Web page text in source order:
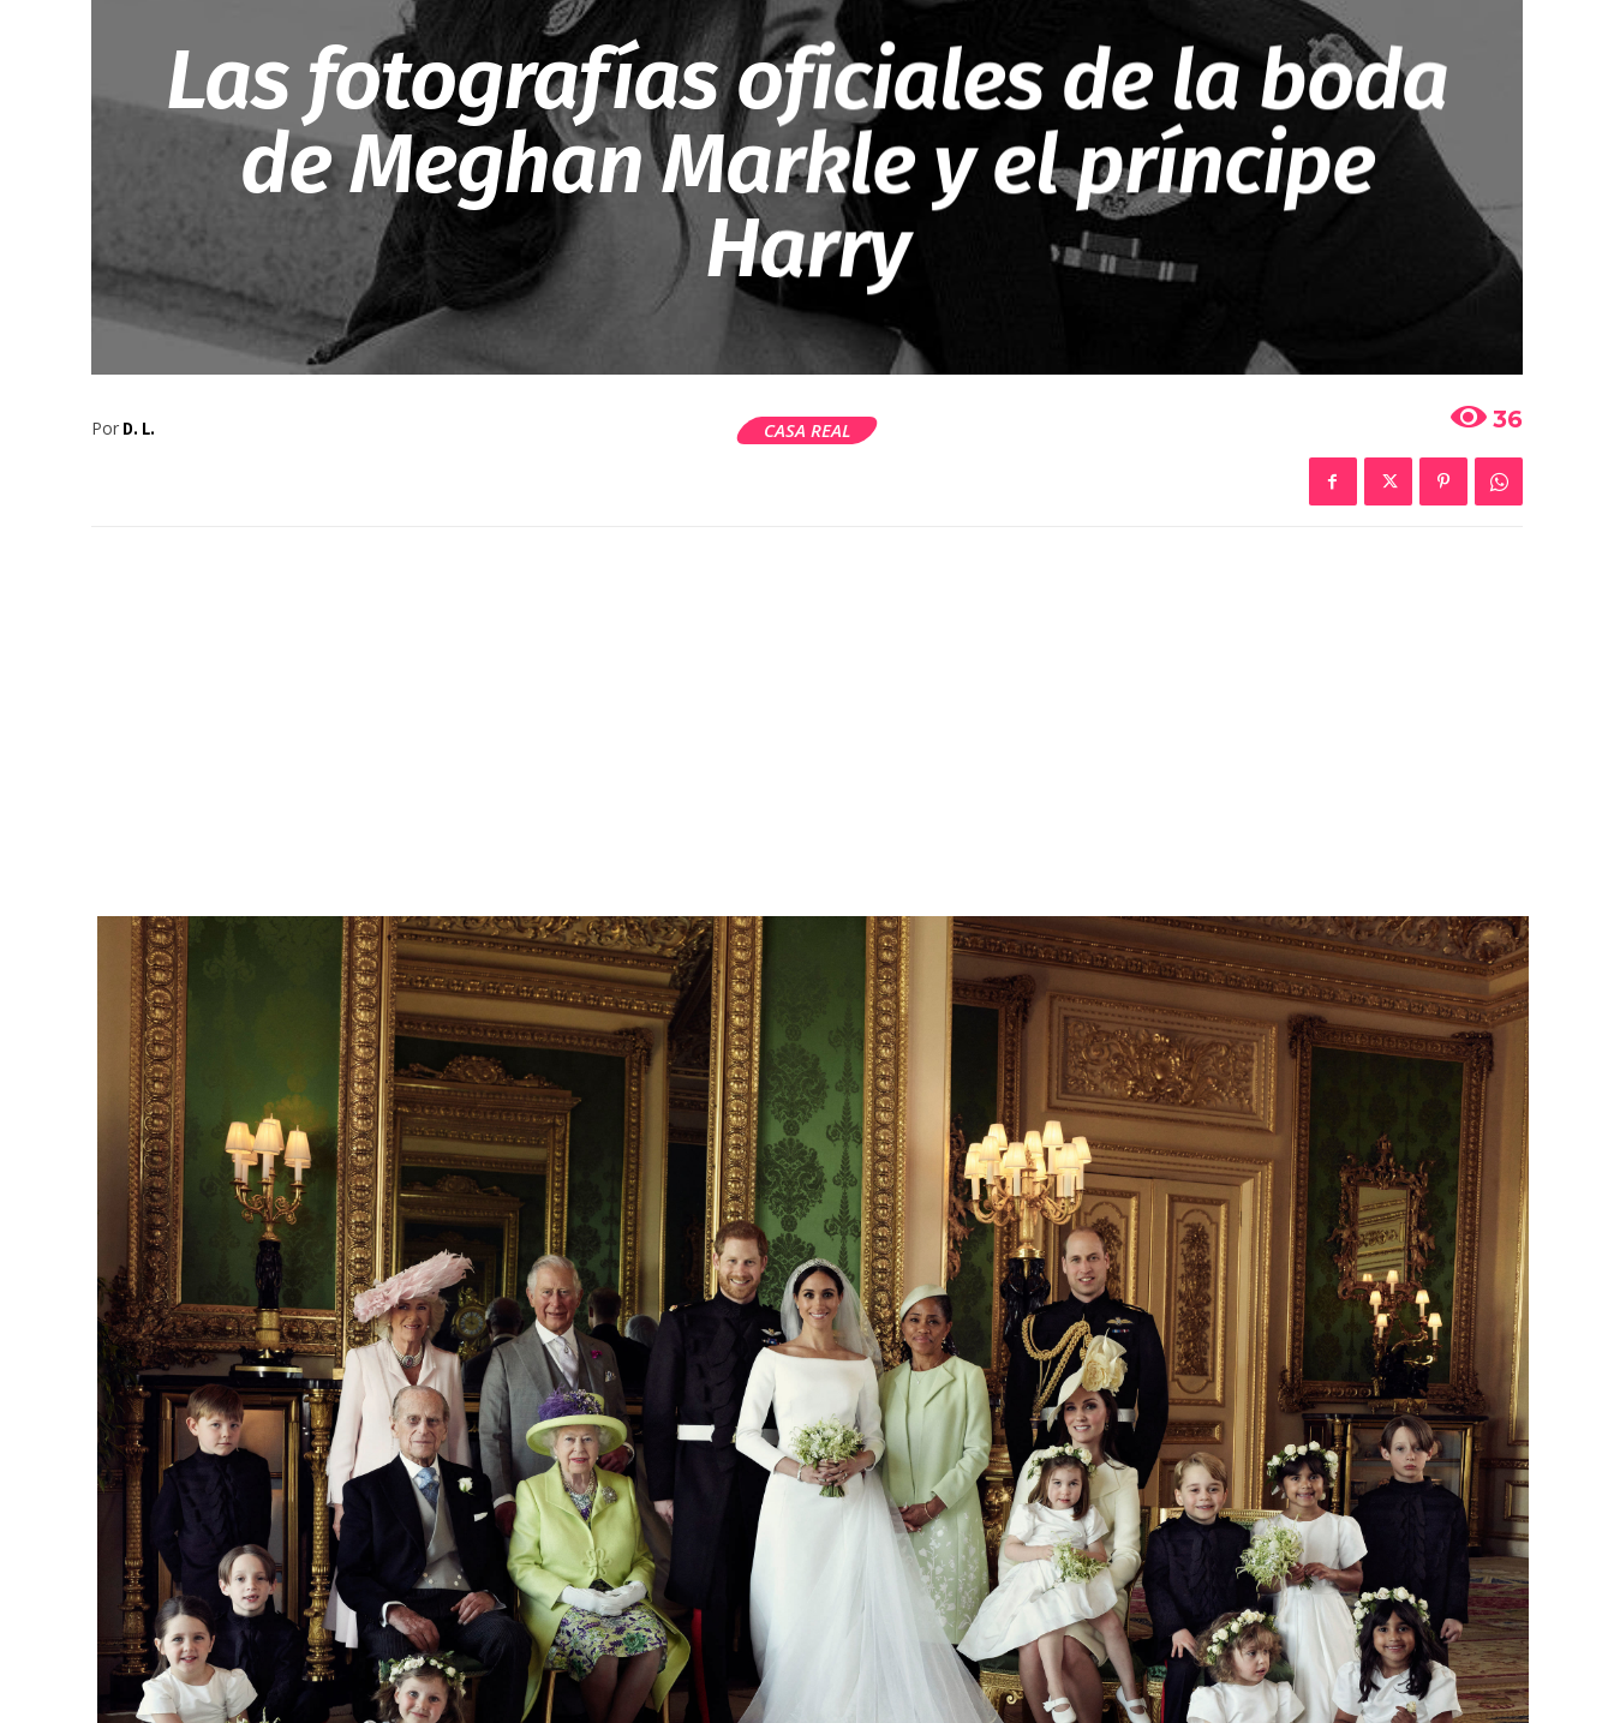
Las fotografías oficiales de la boda
de Meghan Markle y el príncipe
Harry
Por D. L. CASA REAL 36